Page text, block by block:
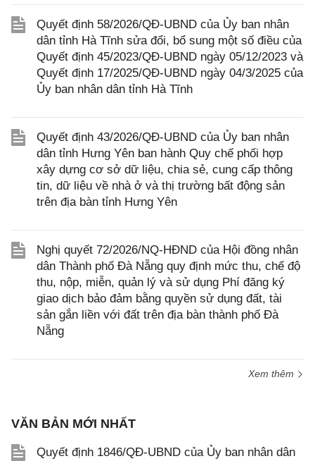
Quyết định 58/2026/QĐ-UBND của Ủy ban nhân
dân tỉnh Hà Tĩnh sửa đổi, bổ sung một số điều của
Quyết định 45/2023/QĐ-UBND ngày 05/12/2023 và
Quyết định 17/2025/QĐ-UBND ngày 04/3/2025 của
Ủy ban nhân dân tỉnh Hà Tĩnh
Quyết định 43/2026/QĐ-UBND của Ủy ban nhân
dân tỉnh Hưng Yên ban hành Quy chế phối hợp
xây dựng cơ sở dữ liệu, chia sẻ, cung cấp thông
tin, dữ liệu về nhà ở và thị trường bất động sản
trên địa bàn tỉnh Hưng Yên
Nghị quyết 72/2026/NQ-HĐND của Hội đồng nhân
dân Thành phố Đà Nẵng quy định mức thu, chế độ
thu, nộp, miễn, quản lý và sử dụng Phí đăng ký
giao dịch bảo đảm bằng quyền sử dụng đất, tài
sản gắn liền với đất trên địa bàn thành phố Đà
Nẵng
Xem thêm
VĂN BẢN MỚI NHẤT
Quyết định 1846/QĐ-UBND của Ủy ban nhân dân